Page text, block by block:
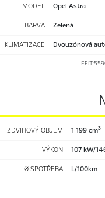
MODEL Opel Astra
BARVA Zelená
KLIMATIZACE dvouzónová
ZDVIHOVÝ OBJEM 1 199 cm3
VÝKON 107 kW/
Ø SPOTŘEBA l/100km